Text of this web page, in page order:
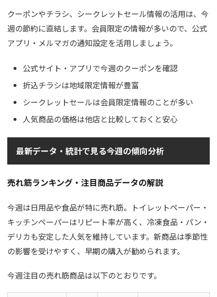
クーポンやチラシ、シークレットセール情報の活用は、今
週の節約に直結します。会員限定の情報が多いので、公式
アプリ・メルマガの通知設定を活用しましょう。
公式サイト・アプリで今週のクーポンを確認
折込チラシは地域限定情報が豊富
シークレットセールは会員限定情報のことが多い
人気商品の価格は他店と比較しておくと安心
最新データ・統計で見る今週の傾向分析
売れ筋ランキング・注目商品データの解説
今週は日用品や食品が特に売れ筋。トイレットペーパー・
キッチンペーパーはリピート率が高く、冷凍食品・パン・
デリカも安定した人気を維持しています。新商品は季節性
の影響を受けやすく、早期の購入が勧められます。
今週注目の売れ筋商品は以下のとおりです。